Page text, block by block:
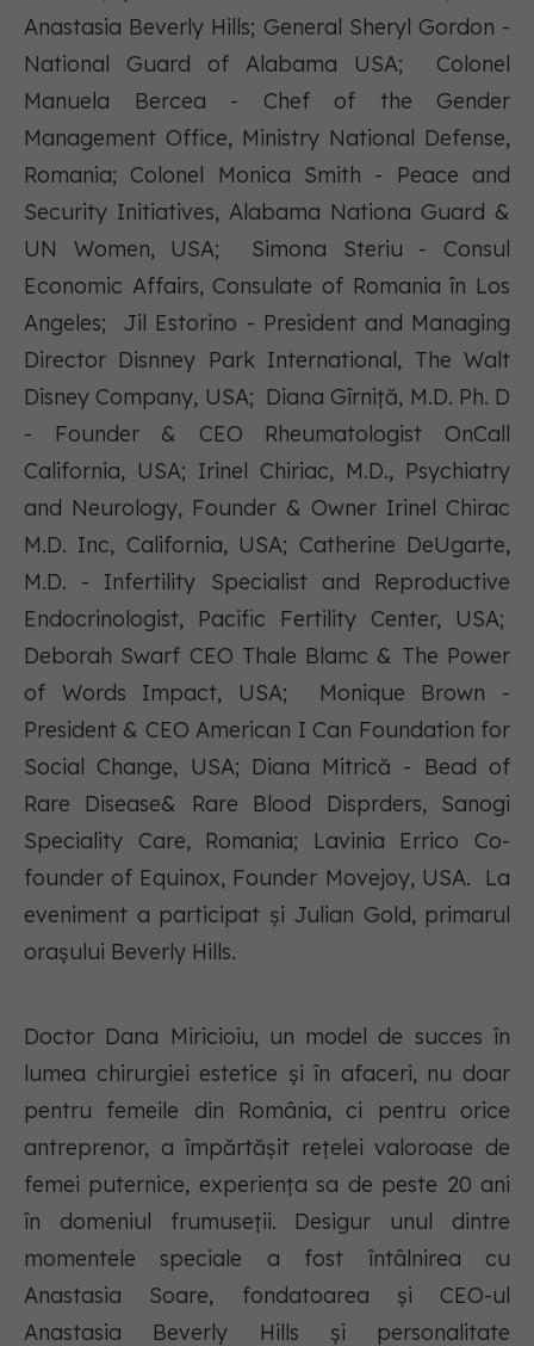
Anastasia Beverly Hills; General Sheryl Gordon -
National Guard of Alabama USA; Colonel
Manuela Bercea - Chef of the Gender
Management Office, Ministry National Defense,
Romania; Colonel Monica Smith - Peace and
Security Initiatives, Alabama Nationa Guard &
UN Women, USA; Simona Steriu - Consul
Economic Affairs, Consulate of Romania în Los
Angeles; Jil Estorino - President and Managing
Director Disnney Park International, The Walt
Disney Company, USA; Diana Gîrniță, M.D. Ph. D
- Founder & CEO Rheumatologist OnCall
California, USA; Irinel Chiriac, M.D., Psychiatry
and Neurology, Founder & Owner Irinel Chirac
M.D. Inc, California, USA; Catherine DeUgarte,
M.D. - Infertility Specialist and Reproductive
Endocrinologist, Pacific Fertility Center, USA;
Deborah Swarf CEO Thale Blamc & The Power
of Words Impact, USA; Monique Brown -
President & CEO American I Can Foundation for
Social Change, USA; Diana Mitrică - Bead of
Rare Disease& Rare Blood Disprders, Sanogi
Speciality Care, Romania; Lavinia Errico Co-
founder of Equinox, Founder Movejoy, USA. La
eveniment a participat și Julian Gold, primarul
orașului Beverly Hills.
Doctor Dana Miricioiu, un model de succes în
lumea chirurgiei estetice și în afaceri, nu doar
pentru femeile din România, ci pentru orice
antreprenor, a împărtășit rețelei valoroase de
femei puternice, experiența sa de peste 20 ani
în domeniul frumuseții. Desigur unul dintre
momentele speciale a fost întâlnirea cu
Anastasia Soare, fondatoarea și CEO-ul
Anastasia Beverly Hills și personalitate